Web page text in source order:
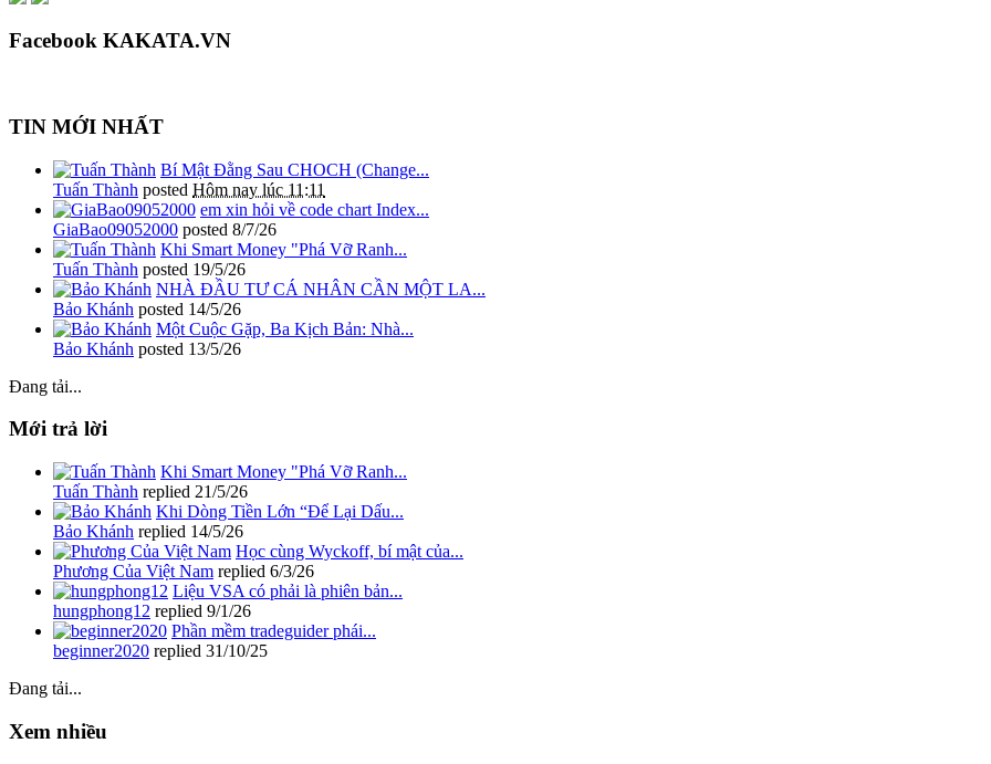
Facebook KAKATA.VN
TIN MỚI NHẤT
Bí Mật Đằng Sau CHOCH (Change...
Tuấn Thành posted Hôm nay lúc 11:11
em xin hỏi về code chart Index...
GiaBao09052000 posted 8/7/26
Khi Smart Money "Phá Vỡ Ranh...
Tuấn Thành posted 19/5/26
NHÀ ĐẦU TƯ CÁ NHÂN CẦN MỘT LA...
Bảo Khánh posted 14/5/26
Một Cuộc Gặp, Ba Kịch Bản: Nhà...
Bảo Khánh posted 13/5/26
Đang tải...
Mới trả lời
Khi Smart Money "Phá Vỡ Ranh...
Tuấn Thành replied 21/5/26
Khi Dòng Tiền Lớn “Để Lại Dấu...
Bảo Khánh replied 14/5/26
Học cùng Wyckoff, bí mật của...
Phương Của Việt Nam replied 6/3/26
Liệu VSA có phải là phiên bản...
hungphong12 replied 9/1/26
Phần mềm tradeguider phái...
beginner2020 replied 31/10/25
Đang tải...
Xem nhiều